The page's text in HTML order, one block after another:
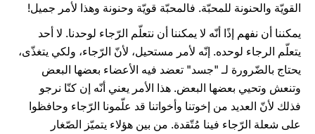
القويّة والحنونة للمحبّة. فالمحبّة قويّة وحنونة وهذا لأمر جميل!
يمكننا أن نفهم إذًا أنّه لا يمكننا أن نتعلّم الرّجاء لوحدنا. لا أحد
يتعلّم الرجاء لوحده. إنّه لأمر مستحيل، لأنّ الرّجاء، ولكي يتغذّى،
يحتاج بالضّرورة لـ "جسد" تعضد فيه الأعضاء بعضها البعض
وتنعش وتحيي بعضها البعض. هذا الأمر يعني أنّه إن كنّا نرجو
فذلك لأنّ العديد من إخوتنا وأخواتنا قد علّمونا الرّجاء وحافظوا
على شعلة الرّجاء فينا مُتّقدة. من بين هؤلاء يتميّز الصّغار